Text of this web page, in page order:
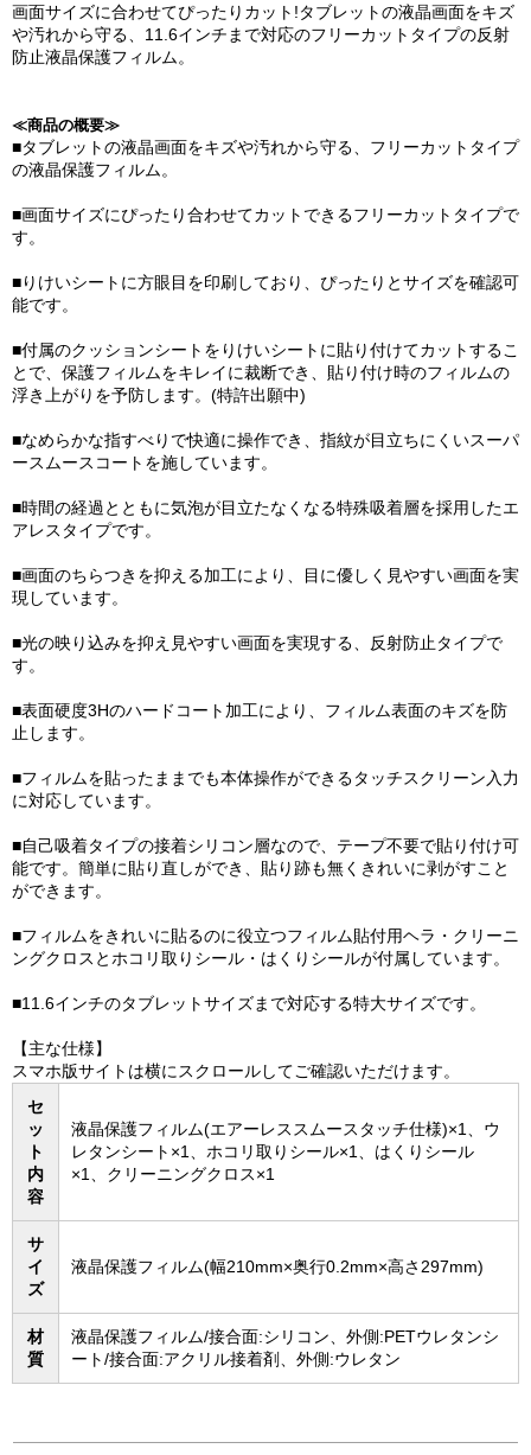
画面サイズに合わせてぴったりカット!タブレットの液晶画面をキズ
や汚れから守る、11.6インチまで対応のフリーカットタイプの反射
防止液晶保護フィルム。
≪商品の概要≫
■タブレットの液晶画面をキズや汚れから守る、フリーカットタイプ
の液晶保護フィルム。
■画面サイズにぴったり合わせてカットできるフリーカットタイプで
す。
■りけいシートに方眼目を印刷しており、ぴったりとサイズを確認可
能です。
■付属のクッションシートをりけいシートに貼り付けてカットするこ
とで、保護フィルムをキレイに裁断でき、貼り付け時のフィルムの
浮き上がりを予防します。(特許出願中)
■なめらかな指すべりで快適に操作でき、指紋が目立ちにくいスーパ
ースムースコートを施しています。
■時間の経過とともに気泡が目立たなくなる特殊吸着層を採用したエ
アレスタイプです。
■画面のちらつきを抑える加工により、目に優しく見やすい画面を実
現しています。
■光の映り込みを抑え見やすい画面を実現する、反射防止タイプで
す。
■表面硬度3Hのハードコート加工により、フィルム表面のキズを防
止します。
■フィルムを貼ったままでも本体操作ができるタッチスクリーン入力
に対応しています。
■自己吸着タイプの接着シリコン層なので、テープ不要で貼り付け可
能です。簡単に貼り直しができ、貼り跡も無くきれいに剥がすこと
ができます。
■フィルムをきれいに貼るのに役立つフィルム貼付用ヘラ・クリーニ
ングクロスとホコリ取りシール・はくりシールが付属しています。
■11.6インチのタブレットサイズまで対応する特大サイズです。
【主な仕様】
スマホ版サイトは横にスクロールしてご確認いただけます。
セ
ッ
ト
内
容
液晶保護フィルム(エアーレススムースタッチ仕様)×1、ウ
レタンシート×1、ホコリ取りシール×1、はくりシール
×1、クリーニングクロス×1
サ
イ
ズ
液晶保護フィルム(幅210mm×奥行0.2mm×高さ297mm)
材
質
液晶保護フィルム/接合面:シリコン、外側:PETウレタンシ
ート/接合面:アクリル接着剤、外側:ウレタン